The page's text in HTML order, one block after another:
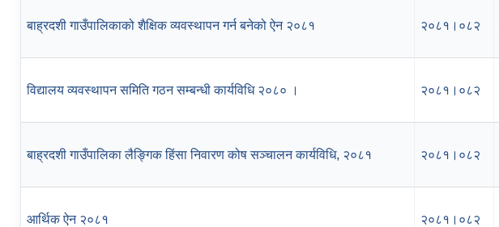
बाह्रदशी गाउँपालिकाको शैक्षिक व्यवस्थापन गर्न बनेको ऐन २०८१ २०८१।०८२
विद्यालय व्यवस्थापन समिति गठन सम्बन्धी कार्यविधि २०८० । २०८१।०८२
बाह्रदशी गाउँपालिका लैङ्गिक हिंसा निवारण कोष सञ्चालन कार्यविधि, २०८१ २०८१।०८२
आर्थिक ऐन २०८१ २०८१।०८२